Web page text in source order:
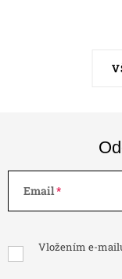
Email
Vložením e-